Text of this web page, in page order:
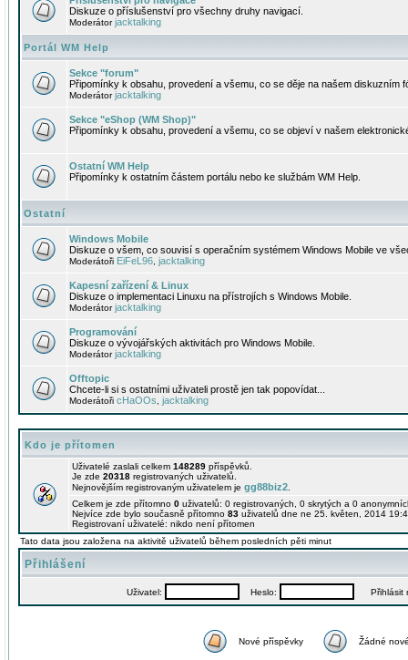
Diskuze o příslušenství pro všechny druhy navigací.
Moderátorjacktalking
Portál WM Help
Sekce "forum"
Připomínky k obsahu, provedení a všemu, co se děje na našem diskuzním
Moderátorjacktalking
Sekce "eShop (WM Shop)"
Připomínky k obsahu, provedení a všemu, co se objeví v našem
Ostatní WM Help
Připomínky k ostatním částem portálu nebo ke službám WM Help.
Ostatní
Windows Mobile
Diskuze o všem, co souvisí s operačním systémem Windows Mobile ve
Moderátoři EiFeL96 jacktalking
Kapesní zařízení & Linux
Diskuze o implementaci Linuxu na přístrojích s Windows Mobile.
Moderátorjacktalking
Programování
Diskuze o vývojářských aktivitách pro Windows Mobile.
Moderátorjacktalking
Offtopic
Chcete-li si s ostatními uživateli prostě jen tak popovídat...
Moderátoři cHaOOs jacktalking
Kdo je přítomen
Uživatelé zaslali celkem 148289 příspěvků.
Je zde 20318 registrovaných uživatelů.
Nejnovějším registrovaným uživatelem je gg88biz2
Celkem je zde přítomno 0 uživatelů: 0 registrovaných, 0 skrytých a 0
Nejvíce zde bylo současně přítomno 83 uživatelů dne ne 25. květen, 2014
Registrovaní uživatelé: nikdo není přítomen
Tato data jsou založena na aktivitě uživatelů během posledních pěti minut
Přihlášení
Uživatel: Heslo: Přihlásit
Nové příspěvky Žádné